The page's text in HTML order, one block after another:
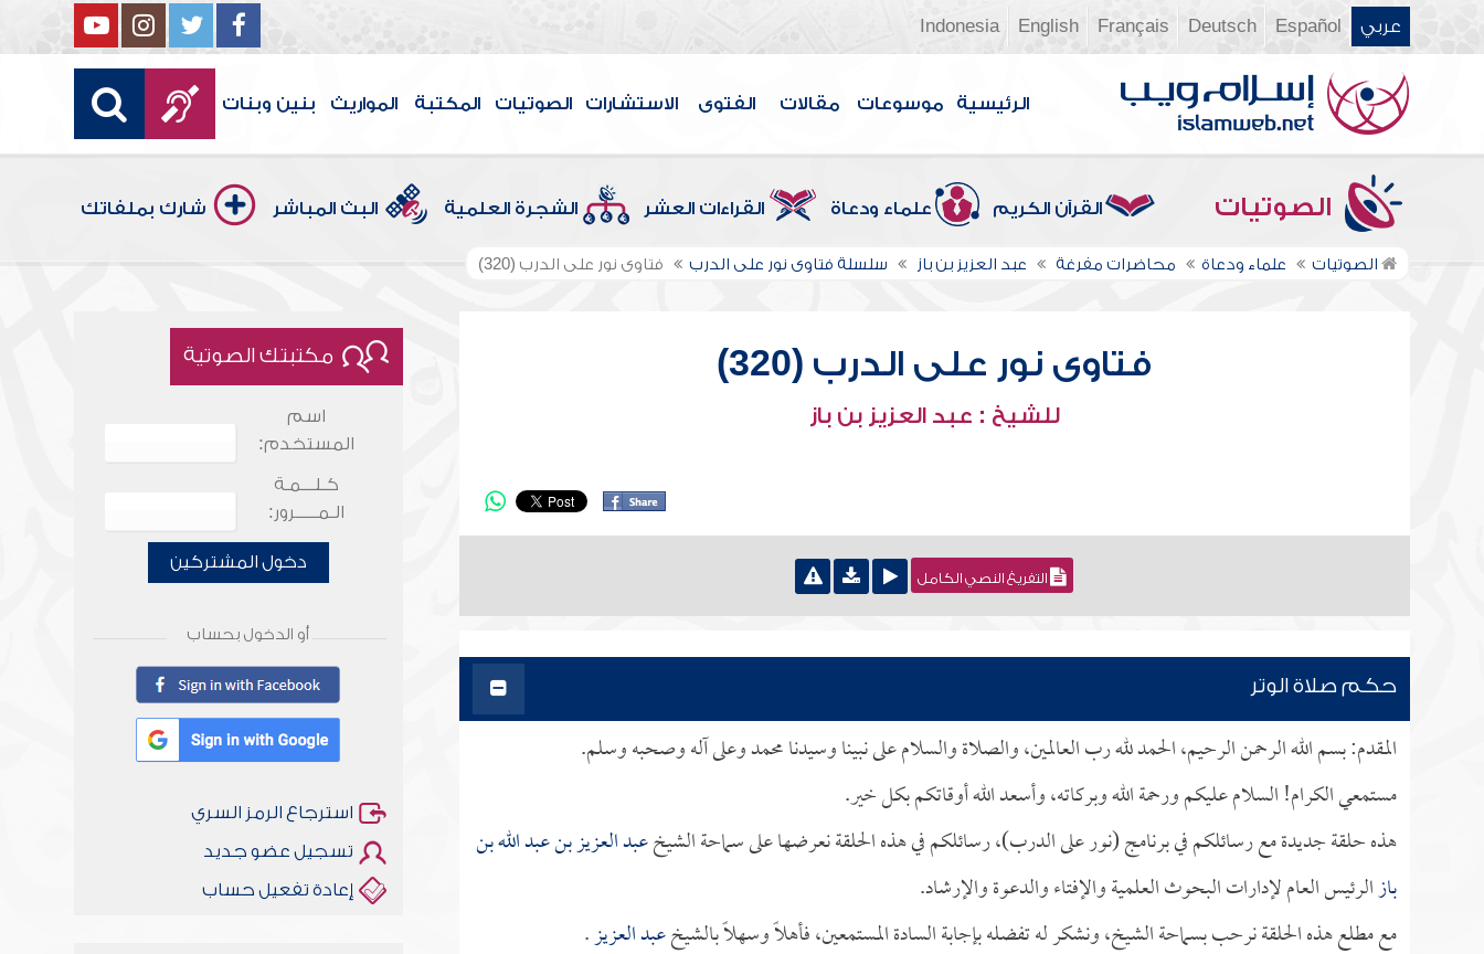
عربي Español
Deutsch
Français
English
Indonesia
الرئيسية موسوعات مقالات الفتوى الاستشارات الصوتيات المكتبة المواريث بنين وبنات
الصوتيات القرآن الكريم علماء ودعاة القراءات العشر الشجرة العلمية البث المباشر شارك بملفاتك
الصوتيات علماء ودعاة محاضرات مفرغة عبد العزيز بن باز سلسلة فتاوى نور على الدرب فتاوى نور على الدرب (320)
فتاوى نور على الدرب (320)
للشيخ : عبد العزيز بن باز
التفريغ النصي الكامل
حكم صلاة الوتر
المقدم: بسم الله الرحمن الرحيم، الحمد لله رب العالمين، والصلاة والسلام على نبينا وسيدنا محمد وعلى آله وصحبه وسلم.
مستمعي الكرام! السلام عليكم ورحمة الله وبركاته، وأسعد الله أوقاتكم بكل خير.
هذه حلقة جديدة مع رسائلكم في برنامج (نور على الدرب)، رسائلكم في هذه الحلقة نعرضها على سماحة الشيخعبد العزيز بن عبد الله بن
بازالرئيس العام لإدارات البحوث العلمية والإفتاء والدعوة والإرشاد.
مع مطلع هذه الحلقة نرحب بسماحة الشيخ، ونشكر له تفضله بإجابة السادة المستمعين، فأهلاً وسهلاً بالشيخعبد العزيز.
مكتبتك الصوتية
اسم
المستخدم:
كـلـــمـة
الـمـــــرور:
دخول المشتركين
أو الدخول بحساب
استرجاع الرمز السري
تسجيل عضو جديد
إعادة تفعيل حساب